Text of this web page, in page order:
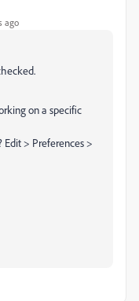
ago
on a specific
> Preferences >